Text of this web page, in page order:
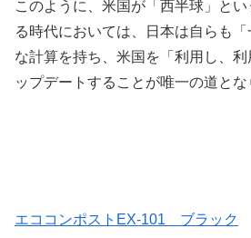
このように、米国が「西半球」と
る時代においては、日本は自らも
な計算を持ち、米国を「利用し、
ップデートすることが唯一の道とな
エココンポストEX-101 ブラック